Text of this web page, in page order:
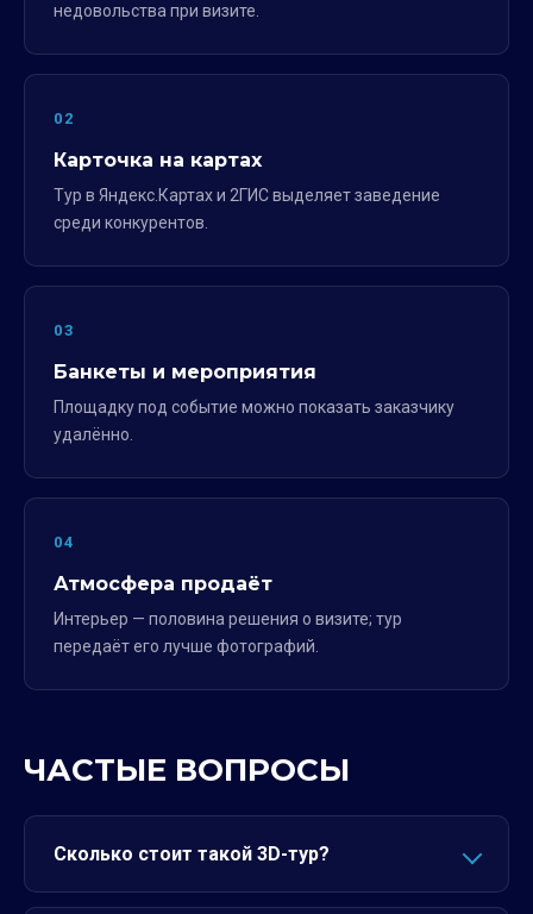
недовольства при визите.
02
Карточка на картах
Тур в Яндекс.Картах и 2ГИС выделяет заведение
среди конкурентов.
03
Банкеты и мероприятия
Площадку под событие можно показать заказчику
удалённо.
04
Атмосфера продаёт
Интерьер — половина решения о визите; тур
передаёт его лучше фотографий.
ЧАСТЫЕ ВОПРОСЫ
Сколько стоит такой 3D-тур?